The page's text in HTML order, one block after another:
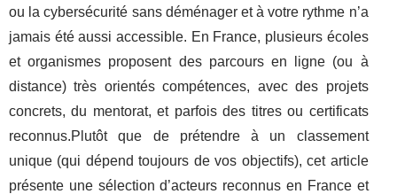
ou la cybersécurité sans déménager et à votre rythme n’a
jamais été aussi accessible. En France, plusieurs écoles
et organismes proposent des parcours en ligne (ou à
distance) très orientés compétences, avec des projets
concrets, du mentorat, et parfois des titres ou certificats
reconnus.Plutôt que de prétendre à un classement
unique (qui dépend toujours de vos objectifs), cet article
présente une sélection d’acteurs reconnus en France et